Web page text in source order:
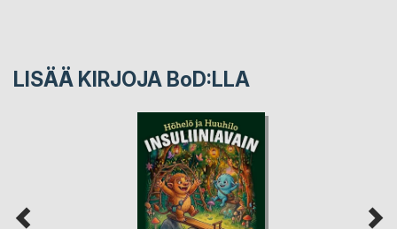
LISÄÄ KIRJOJA BoD:LLA